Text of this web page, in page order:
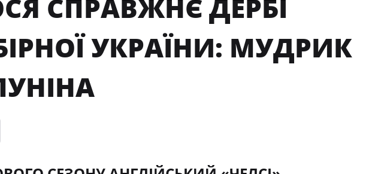
СПРАВЖНЄ ДЕРБІ
УКРАЇНИ: МУДРИК